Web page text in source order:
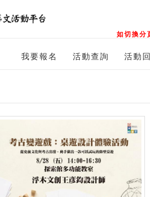
如切換分
我要報名 活動查詢 活動